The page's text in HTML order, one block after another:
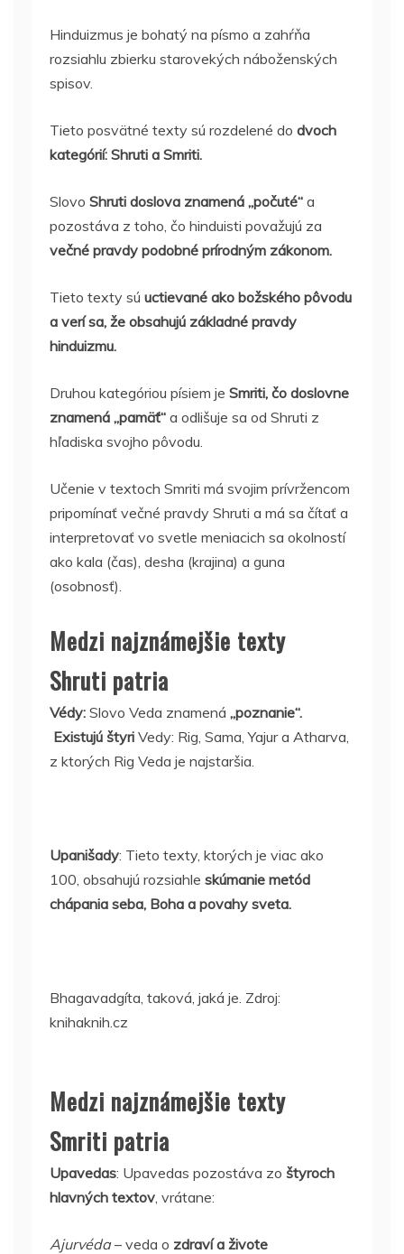
Hinduizmus je bohatý na písmo a zahŕňa
rozsiahlu zbierku starovekých náboženských
spisov.
Tieto posvätné texty sú rozdelené do dvoch
kategórií: Shruti a Smriti.
Slovo Shruti doslova znamená „počuté“ a
pozostáva z toho, čo hinduisti považujú za
večné pravdy podobné prírodným zákonom.
Tieto texty sú uctievané ako božského pôvodu
a verí sa, že obsahujú základné pravdy
hinduizmu.
Druhou kategóriou písiem je Smriti, čo doslovne
znamená „pamäť“ a odlišuje sa od Shruti z
hľadiska svojho pôvodu.
Učenie v textoch Smriti má svojim prívržencom
pripomínať večné pravdy Shruti a má sa čítať a
interpretovať vo svetle meniacich sa okolností
ako kala (čas), desha (krajina) a guna
(osobnosť).
Medzi najznámejšie texty
Shruti patria
Védy: Slovo Veda znamená „poznanie“.
Existujú štyri Vedy: Rig, Sama, Yajur a Atharva,
z ktorých Rig Veda je najstaršia.
Upanišady: Tieto texty, ktorých je viac ako
100, obsahujú rozsiahle skúmanie metód
chápania seba, Boha a povahy sveta.
Bhagavadgíta, taková, jaká je. Zdroj:
knihaknih.cz
Medzi najznámejšie texty
Smriti patria
Upavedas: Upavedas pozostáva zo štyroch
hlavných textov, vrátane:
Ajurvéda– veda o zdraví a živote